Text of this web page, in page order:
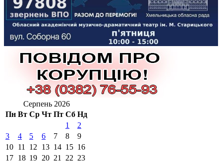
Серпень 2026
Пн Вт Ср Чт Пт Сб Нд
1
2
3
4 5 6 7 8
9
10 11 12 13 14 15 16
17 18 19 20 21 22 23